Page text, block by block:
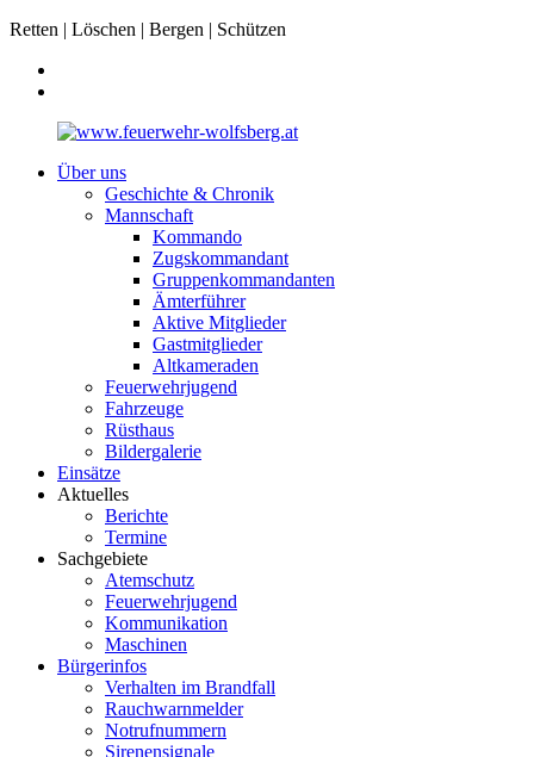
Retten | Löschen | Bergen | Schützen
Über uns
Geschichte & Chronik
Mannschaft
Kommando
Zugskommandant
Gruppenkommandanten
Ämterführer
Aktive Mitglieder
Gastmitglieder
Altkameraden
Feuerwehrjugend
Fahrzeuge
Rüsthaus
Bildergalerie
Einsätze
Aktuelles
Berichte
Termine
Sachgebiete
Atemschutz
Feuerwehrjugend
Kommunikation
Maschinen
Bürgerinfos
Verhalten im Brandfall
Rauchwarnmelder
Notrufnummern
Sirenensignale